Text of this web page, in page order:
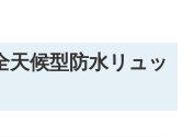
天候型防水リュッ